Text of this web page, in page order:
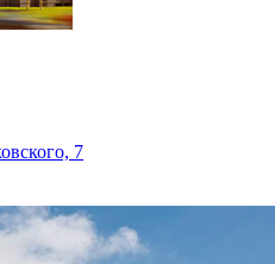
7